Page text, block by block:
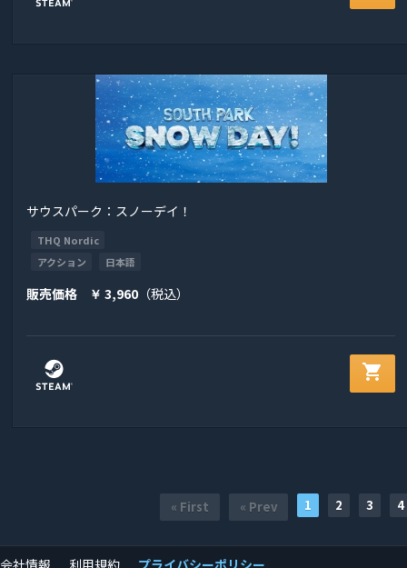
サウスパーク：スノーデイ！
THQ Nordic
アクション
日本語
販売価格 ￥ 3,960 （税込）
shopping_cart
« First « Prev 1 2 3 4
会社情報 利用規約 プライバシーポリシー